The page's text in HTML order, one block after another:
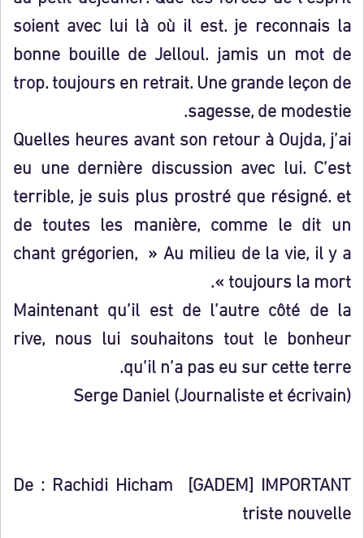
soient avec lui là où il est. je reconnais la
bonne bouille de Jelloul. jamis un mot de
trop. toujours en retrait. Une grande leçon de
sagesse, de modestie.
Quelles heures avant son retour à Oujda, j’ai
eu une dernière discussion avec lui. C’est
terrible, je suis plus prostré que résigné. et
de toutes les manière, comme le dit un
chant grégorien, » Au milieu de la vie, il y a
toujours la mort ».
Maintenant qu’il est de l’autre côté de la
rive, nous lui souhaitons tout le bonheur
qu’il n’a pas eu sur cette terre.
Serge Daniel (Journaliste et écrivain)
De : Rachidi Hicham [GADEM] IMPORTANT
triste nouvelle